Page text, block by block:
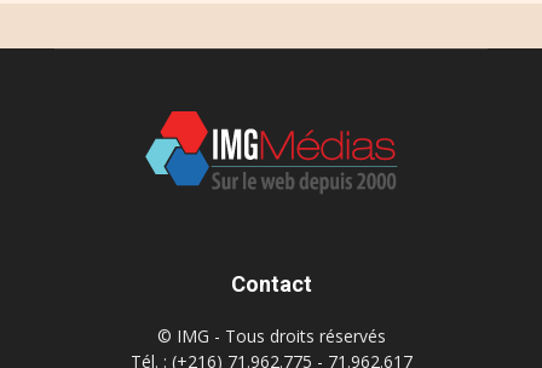
Contact
© IMG - Tous droits réservés
Tél. : (+216) 71.962.775 - 71.962.617